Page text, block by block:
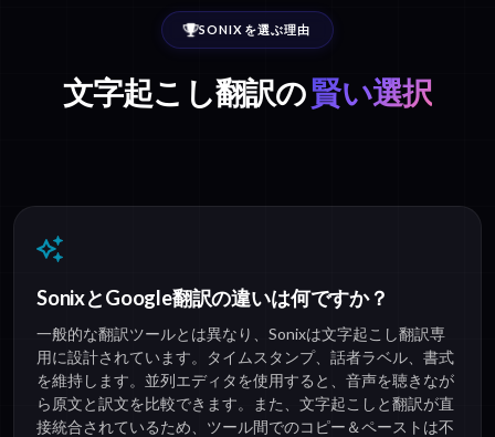
SONIXを選ぶ理由
文字起こし翻訳の賢い選択
SonixとGoogle翻訳の違いは何ですか？
一般的な翻訳ツールとは異なり、Sonixは文字起こし翻訳専
用に設計されています。タイムスタンプ、話者ラベル、書式
を維持します。並列エディタを使用すると、音声を聴きなが
ら原文と訳文を比較できます。また、文字起こしと翻訳が直
接統合されているため、ツール間でのコピー＆ペーストは不